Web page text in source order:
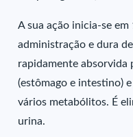
A sua ação inicia-se
administração e dura
rapidamente absorvida
(estômago e intestino)
vários metabólitos. É
urina.